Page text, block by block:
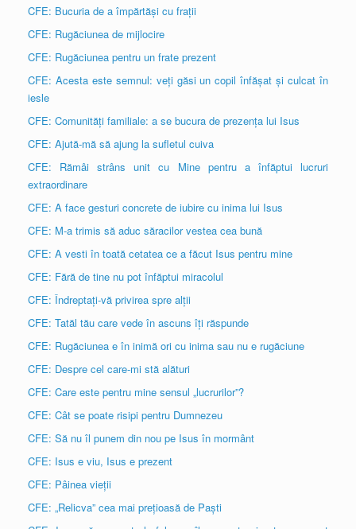
CFE: Bucuria de a împărtăși cu frații
CFE: Rugăciunea de mijlocire
CFE: Rugăciunea pentru un frate prezent
CFE: Acesta este semnul: veți găsi un copil înfășat și culcat în
iesle
CFE: Comunități familiale: a se bucura de prezența lui Isus
CFE: Ajută-mă să ajung la sufletul cuiva
CFE: Rămâi strâns unit cu Mine pentru a înfăptui lucruri
extraordinare
CFE: A face gesturi concrete de iubire cu inima lui Isus
CFE: M-a trimis să aduc săracilor vestea cea bună
CFE: A vesti în toată cetatea ce a făcut Isus pentru mine
CFE: Fără de tine nu pot înfăptui miracolul
CFE: Îndreptați-vă privirea spre alții
CFE: Tatăl tău care vede în ascuns îți răspunde
CFE: Rugăciunea e în inimă ori cu inima sau nu e rugăciune
CFE: Despre cel care-mi stă alături
CFE: Care este pentru mine sensul „lucrurilor”?
CFE: Cât se poate risipi pentru Dumnezeu
CFE: Să nu îl punem din nou pe Isus în mormânt
CFE: Isus e viu, Isus e prezent
CFE: Pâinea vieții
CFE: „Relicva” cea mai prețioasă de Paști